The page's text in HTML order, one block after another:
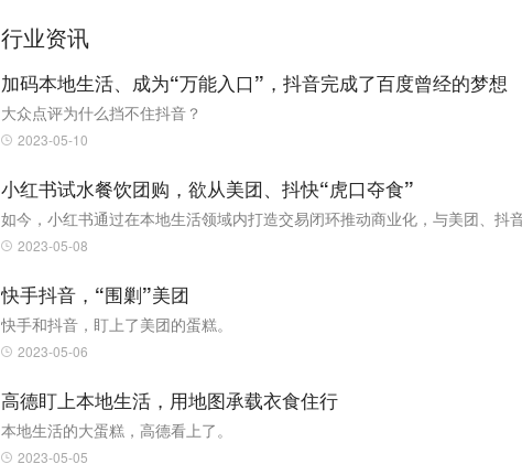
行业资讯
加码本地生活、成为“万能入口”，抖音完成了百度曾经的梦想
大众点评为什么挡不住抖音？
2023-05-10
小红书试水餐饮团购，欲从美团、抖快“虎口夺食”
2023-05-08
快手抖音，“围剿”美团
快手和抖音，盯上了美团的蛋糕。
2023-05-06
高德盯上本地生活，用地图承载衣食住行
本地生活的大蛋糕，高德看上了。
2023-05-05